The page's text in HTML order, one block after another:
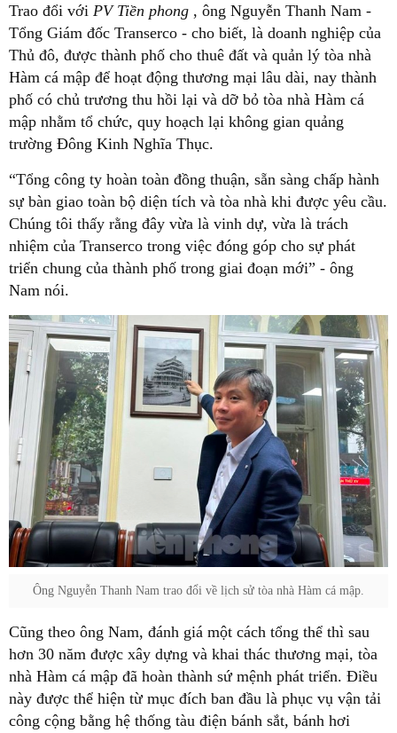
Trao đổi với PV Tiền phong , ông Nguyễn Thanh Nam -
Tổng Giám đốc Transerco - cho biết, là doanh nghiệp của
Thủ đô, được thành phố cho thuê đất và quản lý tòa nhà
Hàm cá mập để hoạt động thương mại lâu dài, nay thành
phố có chủ trương thu hồi lại và dỡ bỏ tòa nhà Hàm cá
mập nhằm tổ chức, quy hoạch lại không gian quảng
trường Đông Kinh Nghĩa Thục.
“Tổng công ty hoàn toàn đồng thuận, sẵn sàng chấp hành
sự bàn giao toàn bộ diện tích và tòa nhà khi được yêu cầu.
Chúng tôi thấy rằng đây vừa là vinh dự, vừa là trách
nhiệm của Transerco trong việc đóng góp cho sự phát
triển chung của thành phố trong giai đoạn mới” - ông
Nam nói.
Ông Nguyễn Thanh Nam trao đổi về lịch sử tòa nhà Hàm cá mập.
Cũng theo ông Nam, đánh giá một cách tổng thể thì sau
hơn 30 năm được xây dựng và khai thác thương mại, tòa
nhà Hàm cá mập đã hoàn thành sứ mệnh phát triển. Điều
này được thể hiện từ mục đích ban đầu là phục vụ vận tải
công cộng bằng hệ thống tàu điện bánh sắt, bánh hơi